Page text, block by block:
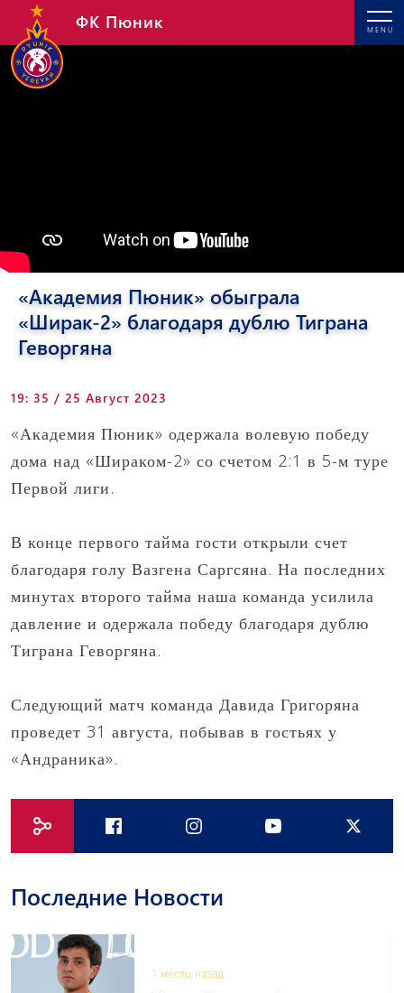
MENU
ФК Пюник
«Академия Пюник» обыграла
«Ширак-2» благодаря дублю Тиграна
Геворгяна
19: 35 / 25 Август 2023
«Академия Пюник» одержала волевую победу
дома над «Шираком-2» со счетом 2:1 в 5-м туре
Первой лиги.
В конце первого тайма гости открыли счет
благодаря голу Вазгена Саргсяна. На последних
минутах второго тайма наша команда усилила
давление и одержала победу благодаря дублю
Тиграна Геворгяна.
Следующий матч команда Давида Григоряна
проведет 31 августа, побывав в гостьях у
«Андраника».
Последние Новости
1 месяц назад